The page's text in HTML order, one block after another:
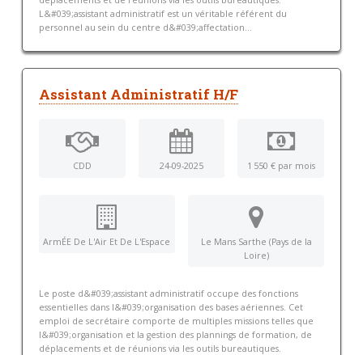
L&#039;assistant administratif est un véritable référent du
personnel au sein du centre d&#039;affectation...
Assistant Administratif H/F
CDD 24-09-2025 1 550 € par mois
ArmÉE De L'Air Et De L'Espace
Le Mans Sarthe (Pays de la
Loire)
Le poste d&#039;assistant administratif occupe des fonctions
essentielles dans l&#039;organisation des bases aériennes. Cet
emploi de secrétaire comporte de multiples missions telles que
l&#039;organisation et la gestion des plannings de formation, de
déplacements et de réunions via les outils bureautiques.